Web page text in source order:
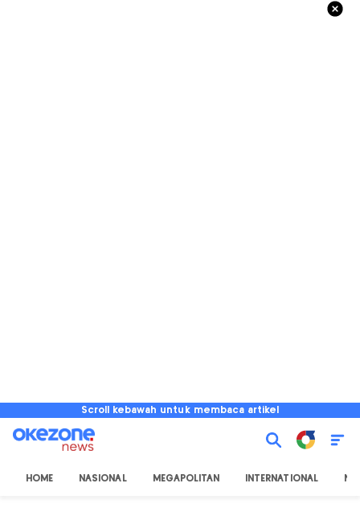
Scroll kebawah untuk membaca artikel
HOME NASIONAL MEGAPOLITAN INTERNATIONAL